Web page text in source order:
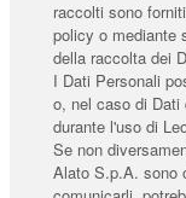
raccolti sono
policy o mediante
della raccolta dei
I Dati Personali
o, nel caso di
durante l'uso di
Se non
Alato S.p.A. sono